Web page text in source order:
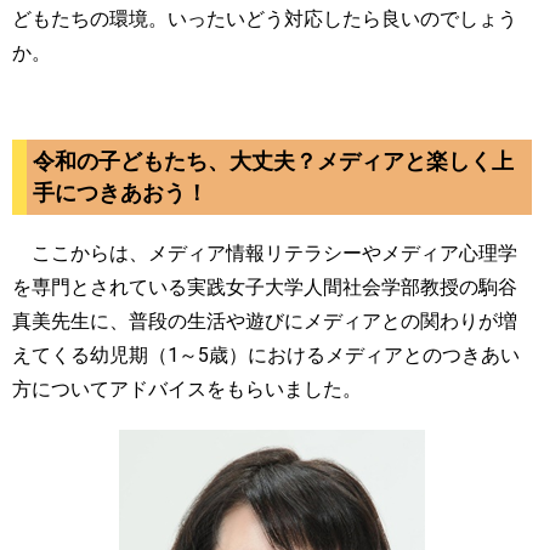
どもたちの環境。いったいどう対応したら良いのでしょう
か。
令和の子どもたち、大丈夫？メディアと楽しく上
手につきあおう！
ここからは、メディア情報リテラシーやメディア心理学
を専門とされている実践女子大学人間社会学部教授の駒谷
真美先生に、普段の生活や遊びにメディアとの関わりが増
えてくる幼児期（1～5歳）におけるメディアとのつきあい
方についてアドバイスをもらいました。